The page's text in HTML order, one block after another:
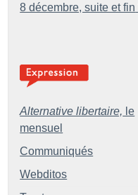
8 décembre, suite et fin
Alternative libertaire, le
mensuel
Communiqués
Webditos